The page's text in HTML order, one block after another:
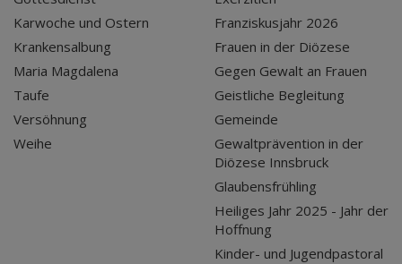
Karwoche und Ostern
Krankensalbung
Maria Magdalena
Taufe
Versöhnung
Weihe
Franziskusjahr 2026
Frauen in der Diözese
Gegen Gewalt an Frauen
Geistliche Begleitung
Gemeinde
Gewaltprävention in der
Diözese Innsbruck
Glaubensfrühling
Heiliges Jahr 2025 - Jahr der
Hoffnung
Kinder- und Jugendpastoral